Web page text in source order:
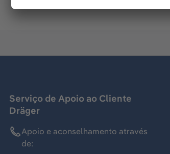
Serviço de Apoio ao Cliente
Dräger
Apoio e aconselhamento através
de: